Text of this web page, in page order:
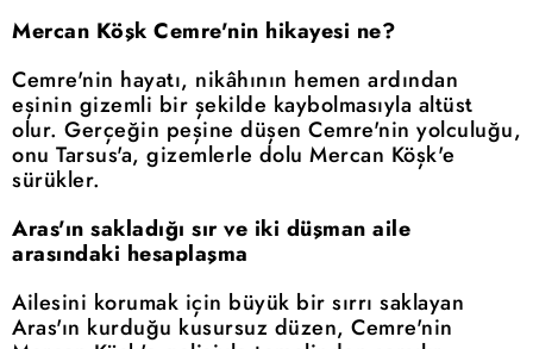
Mercan Köşk Cemre'nin hikayesi ne?
Cemre'nin hayatı, nikâhının hemen ardından
eşinin gizemli bir şekilde kaybolmasıyla altüst
olur. Gerçeğin peşine düşen Cemre'nin yolculuğu,
onu Tarsus'a, gizemlerle dolu Mercan Köşk'e
sürükler.
Aras'ın sakladığı sır ve iki düşman aile
arasındaki hesaplaşma
Ailesini korumak için büyük bir sırrı saklayan
Aras'ın kurduğu kusursuz düzen, Cemre'nin